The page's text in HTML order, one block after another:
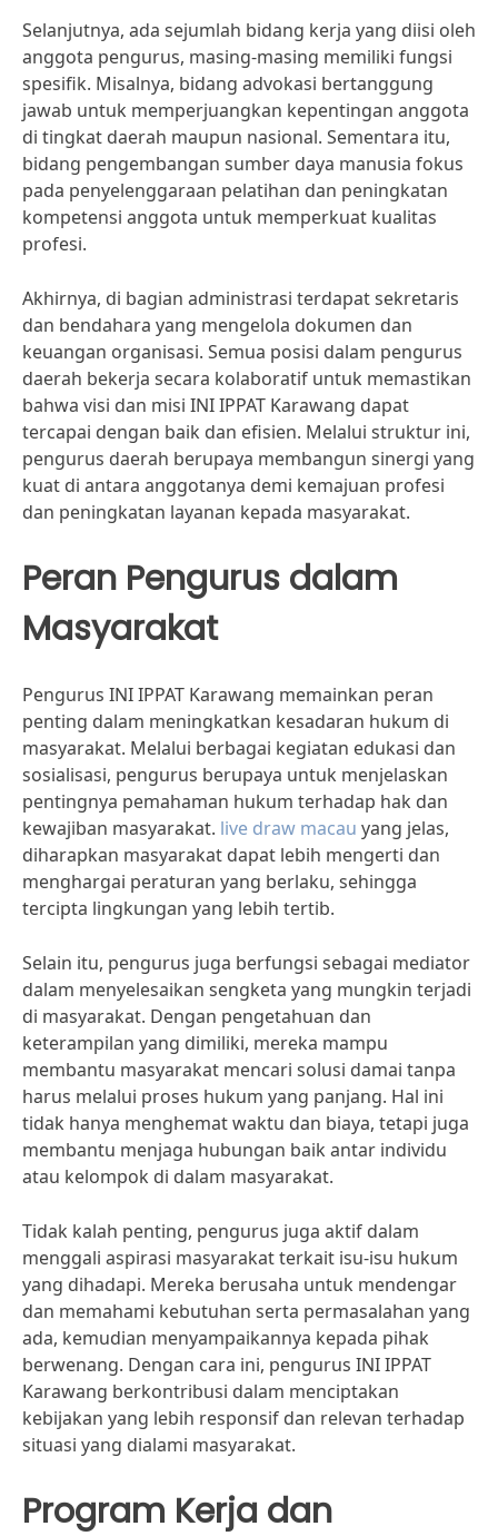
Selanjutnya, ada sejumlah bidang kerja yang diisi oleh
anggota pengurus, masing-masing memiliki fungsi
spesifik. Misalnya, bidang advokasi bertanggung
jawab untuk memperjuangkan kepentingan anggota
di tingkat daerah maupun nasional. Sementara itu,
bidang pengembangan sumber daya manusia fokus
pada penyelenggaraan pelatihan dan peningkatan
kompetensi anggota untuk memperkuat kualitas
profesi.
Akhirnya, di bagian administrasi terdapat sekretaris
dan bendahara yang mengelola dokumen dan
keuangan organisasi. Semua posisi dalam pengurus
daerah bekerja secara kolaboratif untuk memastikan
bahwa visi dan misi INI IPPAT Karawang dapat
tercapai dengan baik dan efisien. Melalui struktur ini,
pengurus daerah berupaya membangun sinergi yang
kuat di antara anggotanya demi kemajuan profesi
dan peningkatan layanan kepada masyarakat.
Peran Pengurus dalam
Masyarakat
Pengurus INI IPPAT Karawang memainkan peran
penting dalam meningkatkan kesadaran hukum di
masyarakat. Melalui berbagai kegiatan edukasi dan
sosialisasi, pengurus berupaya untuk menjelaskan
pentingnya pemahaman hukum terhadap hak dan
kewajiban masyarakat. live draw macau yang jelas,
diharapkan masyarakat dapat lebih mengerti dan
menghargai peraturan yang berlaku, sehingga
tercipta lingkungan yang lebih tertib.
Selain itu, pengurus juga berfungsi sebagai mediator
dalam menyelesaikan sengketa yang mungkin terjadi
di masyarakat. Dengan pengetahuan dan
keterampilan yang dimiliki, mereka mampu
membantu masyarakat mencari solusi damai tanpa
harus melalui proses hukum yang panjang. Hal ini
tidak hanya menghemat waktu dan biaya, tetapi juga
membantu menjaga hubungan baik antar individu
atau kelompok di dalam masyarakat.
Tidak kalah penting, pengurus juga aktif dalam
menggali aspirasi masyarakat terkait isu-isu hukum
yang dihadapi. Mereka berusaha untuk mendengar
dan memahami kebutuhan serta permasalahan yang
ada, kemudian menyampaikannya kepada pihak
berwenang. Dengan cara ini, pengurus INI IPPAT
Karawang berkontribusi dalam menciptakan
kebijakan yang lebih responsif dan relevan terhadap
situasi yang dialami masyarakat.
Program Kerja dan